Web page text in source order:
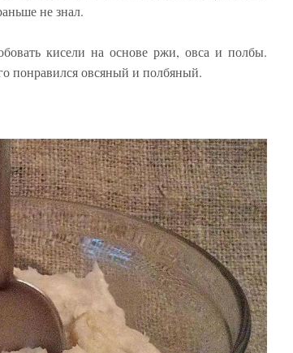
не знал.
кисели на основе ржи, овса и полбы.
понравился овсяный и полбяный.